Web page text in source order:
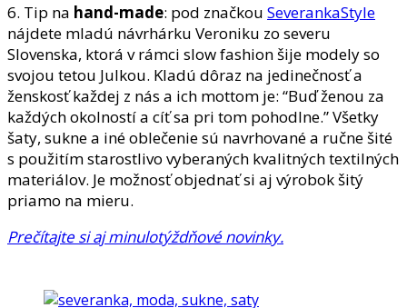
6. Tip na hand-made: pod značkou SeverankaStyle
nájdete mladú návrhárku Veroniku zo severu
Slovenska, ktorá v rámci slow fashion šije modely so
svojou tetou Julkou. Kladú dôraz na jedinečnosť a
ženskosť každej z nás a ich mottom je: “Buď ženou za
každých okolností a cíť sa pri tom pohodlne.” Všetky
šaty, sukne a iné oblečenie sú navrhované a ručne šité
s použitím starostlivo vyberaných kvalitných textilných
materiálov. Je možnosť objednať si aj výrobok šitý
priamo na mieru.
Prečítajte si aj minulotýždňové novinky.